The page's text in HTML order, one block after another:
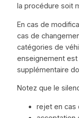
la procédure soit
En cas de
cas de
catégories de
enseignement
supplémentaire
Notez que le
rejet en cas